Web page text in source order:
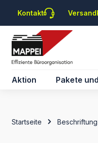
Hauptinhalt springen
Zur Suche springen
Zur Hauptnavigation
Kontakt
Aktion Pakete
Startseite Beschriftung